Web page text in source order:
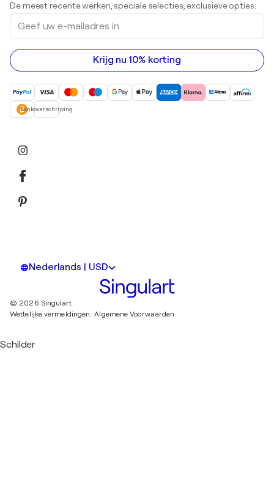
Beelden
Acrylverfschilderijen
De meest recente werken, speciale selecties, exclusieve opties.
Geef
uw
e-
mailadres
in
Krijg nu 10% korting
Bankoverschrijving
Nederlands | USD
© 2026 Singulart
Wettelijke vermeldingen. Algemene Voorwaarden
Schilder